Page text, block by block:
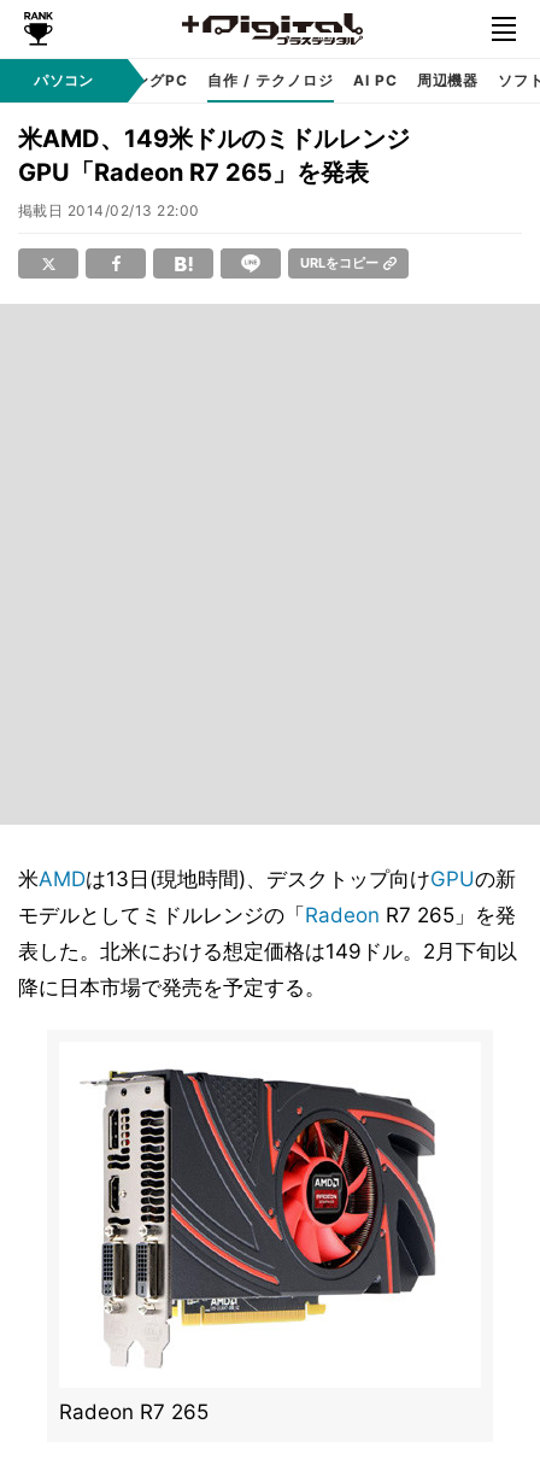
パソコン
PC本体 ゲーミングPC 自作 / テクノロジ AI PC 周辺機器 ソフ
米AMD、149米ドルのミドルレンジ
GPU「Radeon R7 265」を発表
掲載日 2014/02/13 22:00
URLをコピー
米AMDは13日(現地時間)、デスクトップ向けGPUの新
モデルとしてミドルレンジの「 Radeon R7 265」を発
表した。北米における想定価格は149ドル。2月下旬以
降に日本市場で発売を予定する。
Radeon R7 265